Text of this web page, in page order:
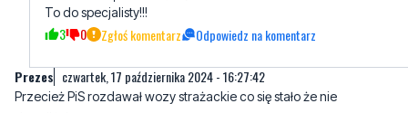
Prezes czwartek, 17 października 2024 - 16:27:42
Przecież PiS rozdawał wozy strażackie co się stało że nie
7 3 Zgłoś komentarz Odpowiedz na komentarz